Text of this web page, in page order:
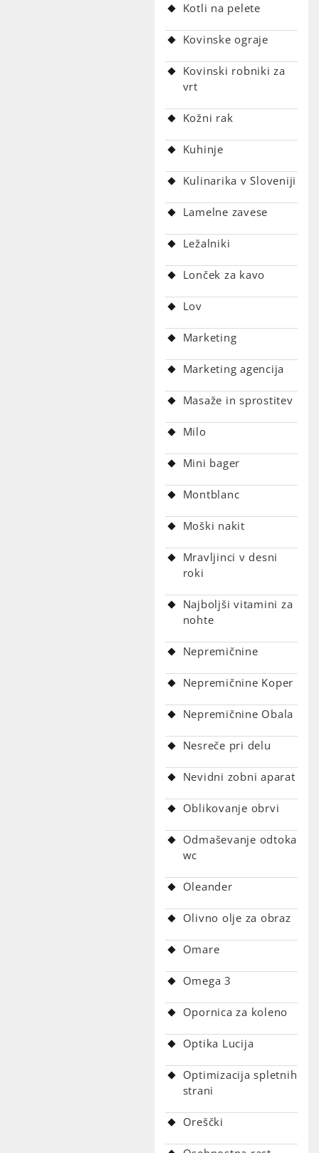
Kotli na pelete
Kovinske ograje
Kovinski robniki za
vrt
Kožni rak
Kuhinje
Kulinarika v Sloveniji
Lamelne zavese
Ležalniki
Lonček za kavo
Lov
Marketing
Marketing agencija
Masaže in sprostitev
Milo
Mini bager
Montblanc
Moški nakit
Mravljinci v desni
roki
Najboljši vitamini za
nohte
Nepremičnine
Nepremičnine Koper
Nepremičnine Obala
Nesreče pri delu
Nevidni zobni aparat
Oblikovanje obrvi
Odmaševanje odtoka
wc
Oleander
Olivno olje za obraz
Omare
Omega 3
Opornica za koleno
Optika Lucija
Optimizacija spletnih
strani
Oreščki